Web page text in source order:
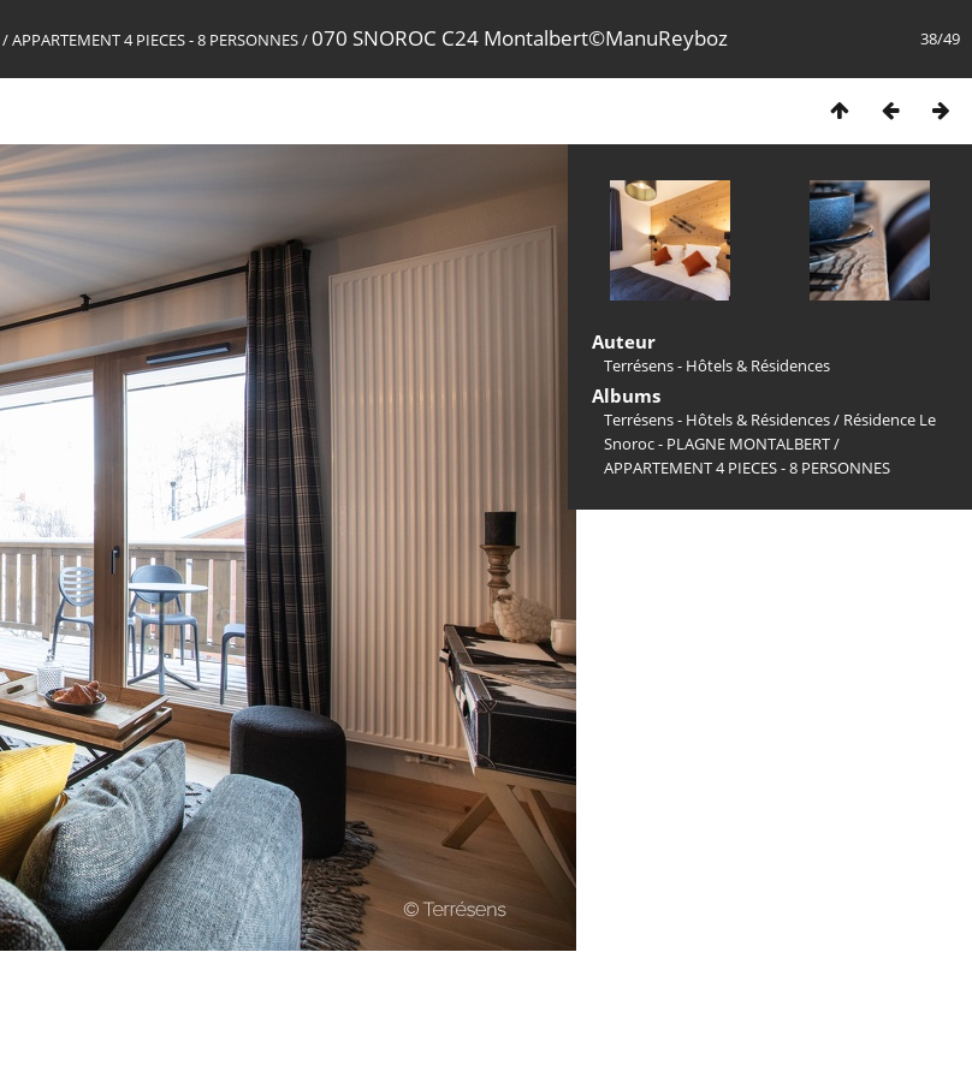
38/49
/APPARTEMENT 4 PIECES - 8 PERSONNES/070 SNOROC C24 Montalbert©ManuReyboz
Auteur
Terrésens - Hôtels & Résidences
Albums
Terrésens - Hôtels & Résidences/ Résidence Le
Snoroc - PLAGNE MONTALBERT/
APPARTEMENT 4 PIECES - 8 PERSONNES